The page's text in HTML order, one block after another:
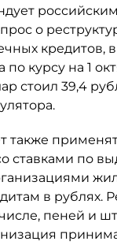
о
кредитов,
по курсу на 1
стоил 39,4
также
ставками по
в рублях.
пеней и